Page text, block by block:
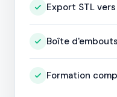
Export STL
Boîte
Formation